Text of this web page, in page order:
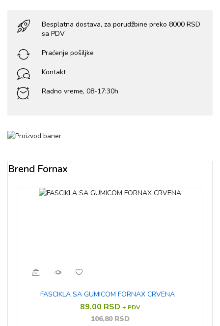
Besplatna dostava, za porudžbine preko 8000 RSD
sa PDV
Praćenje pošiljke
Kontakt
Radno vreme, 08-17:30h
Brend Fornax
FASCIKLA SA GUMICOM FORNAX CRVENA
89,00 RSD + PDV
106,80 RSD